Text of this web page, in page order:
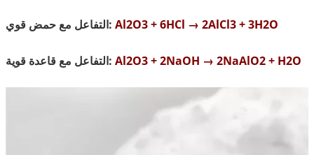
التفاعل مع حمض قوي: Al2O3 + 6HCl → 2AlCl3 + 3H2O
التفاعل مع قاعدة قوية: Al2O3 + 2NaOH → 2NaAlO2 + H2O